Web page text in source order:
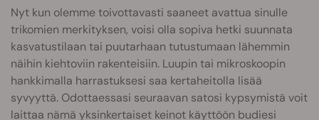
Nyt kun olemme toivottavasti saaneet avattua sinulle
trikomien merkityksen, voisi olla sopiva hetki suunnata
kasvatustilaan tai puutarhaan tutustumaan lähemmin
näihin kiehtoviin rakenteisiin. Luupin tai mikroskoopin
hankkimalla harrastuksesi saa kertaheitolla lisää
syvyyttä. Odottaessasi seuraavan satosi kypsymistä voit
laittaa nämä yksinkertaiset keinot käyttöön budiesi